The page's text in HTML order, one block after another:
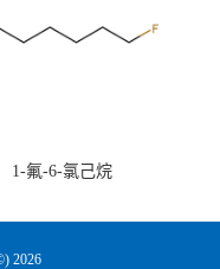
1-氟-6-氯己烷
2026